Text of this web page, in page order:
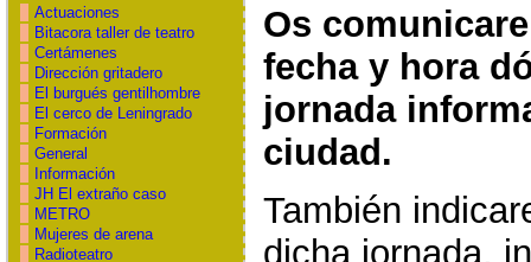
Actuaciones
Bitacora taller de teatro
Certámenes
Dirección gritadero
El burgués gentilhombre
El cerco de Leningrado
Formación
General
Información
JH El extraño caso
METRO
Mujeres de arena
Radioteatro
Os
fecha y hora
jornada
ciudad.
También
dicha jornada,